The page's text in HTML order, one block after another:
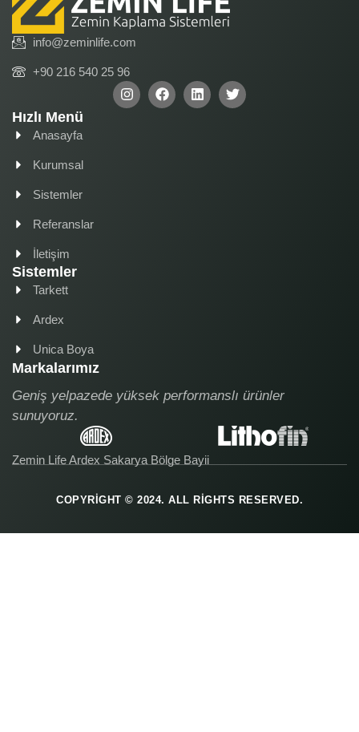
info@zeminlife.com
+90 216 540 25 96
Hızlı Menü
Anasayfa
Kurumsal
Sistemler
Referanslar
İletişim
Sistemler
Tarkett
Ardex
Unica Boya
Markalarımız
Geniş yelpazede yüksek performanslı ürünler
sunuyoruz.
Zemin Life Ardex Sakarya Bölge Bayii
COPYRIGHT © 2024. ALL RIGHTS RESERVED.